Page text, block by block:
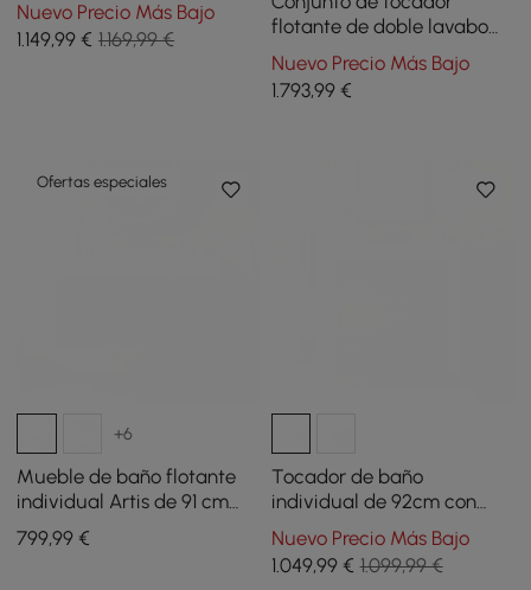
y luz
Nuevo Precio Más Bajo
1.149,99 € 1.169,99 €
flotante de doble lavabo
de 150 cm con botiquín LED
y almacenamiento
Nuevo Precio Más Bajo
1.793,99€
Ofertas especiales
+6
Mueble de baño flotante
individual Artis de 91 cm
con lavabo, encimera de
piedra sinterizada, amplio
799,99 €
Tocador de baño
individual de 92cm con
lavabo de cerámica y
encimera de piedra
sinterizada
Nuevo Precio Más Bajo
1.049,99€ 1.099,99 €